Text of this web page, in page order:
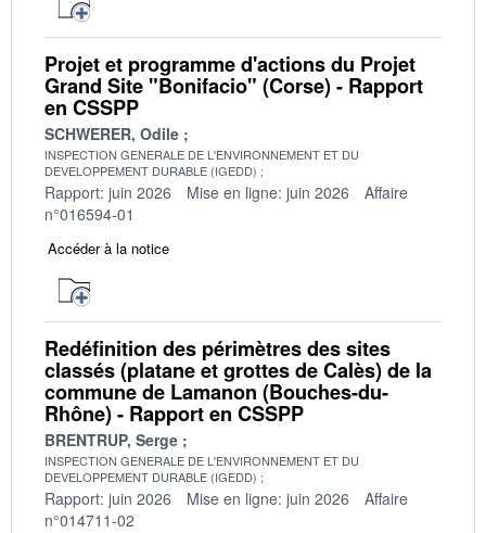
Projet et programme d'actions du Projet
Grand Site "Bonifacio" (Corse) - Rapport
en CSSPP
SCHWERER, Odile
INSPECTION GENERALE DE L'ENVIRONNEMENT ET DU
DEVELOPPEMENT DURABLE (IGEDD)
Rapport: juin 2026 Mise en ligne: juin 2026
Affaire
n°016594-01
Accéder à la notice
Redéfinition des périmètres des sites
classés (platane et grottes de Calès) de la
commune de Lamanon (Bouches-du-
Rhône) - Rapport en CSSPP
BRENTRUP, Serge
INSPECTION GENERALE DE L'ENVIRONNEMENT ET DU
DEVELOPPEMENT DURABLE (IGEDD)
Rapport: juin 2026 Mise en ligne: juin 2026
Affaire
n°014711-02